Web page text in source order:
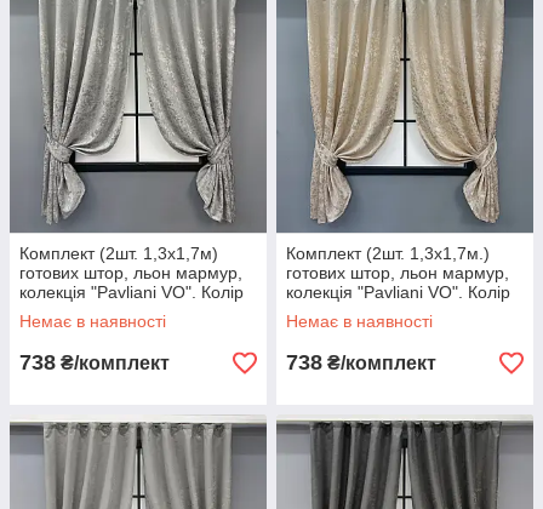
Комплект (2шт. 1,3х1,7м)
готових штор, льон мармур,
колекція "Pavliani VO". Колір
сірий. Код 1714ш 35-0340
Немає в наявності
738 ₴/комплект
Комплект (2шт. 1,3х1,7м.)
готових штор, льон мармур,
колекція "Pavliani VO". Колір
айворі. Код 1713ш 35-0339
Немає в наявності
738 ₴/комплект